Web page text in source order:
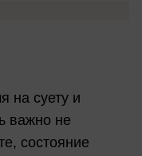
на суету и
важно не
состояние